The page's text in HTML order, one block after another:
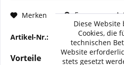
Merken Fragen zum
Artikel-Nr.: BI-A0037-
Vorteile
Diese Website
Cookies, die
technischen
Website
stets gesetzt